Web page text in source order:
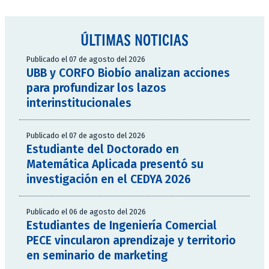
ÚLTIMAS NOTICIAS
Publicado el 07 de agosto del 2026
UBB y CORFO Biobío analizan acciones
para profundizar los lazos
interinstitucionales
Publicado el 07 de agosto del 2026
Estudiante del Doctorado en
Matemática Aplicada presentó su
investigación en el CEDYA 2026
Publicado el 06 de agosto del 2026
Estudiantes de Ingeniería Comercial
PECE vincularon aprendizaje y territorio
en seminario de marketing